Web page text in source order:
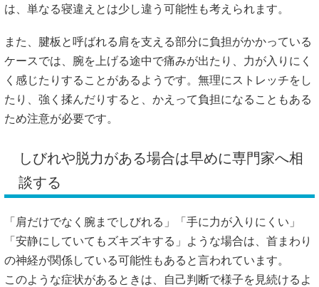
は、単なる寝違えとは少し違う可能性も考えられます。
また、腱板と呼ばれる肩を支える部分に負担がかかっている
ケースでは、腕を上げる途中で痛みが出たり、力が入りにく
く感じたりすることがあるようです。無理にストレッチをし
たり、強く揉んだりすると、かえって負担になることもある
ため注意が必要です。
しびれや脱力がある場合は早めに専門家へ相
談する
「肩だけでなく腕までしびれる」「手に力が入りにくい」
「安静にしていてもズキズキする」ような場合は、首まわり
の神経が関係している可能性もあると言われています。
このような症状があるときは、自己判断で様子を見続けるよ